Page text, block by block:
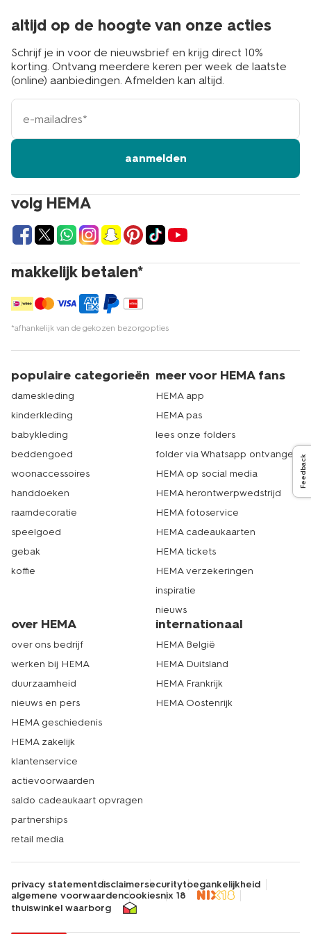
Feedback
volg HEMA
makkelijk betalen*
*afhankelijk van de gekozen bezorgopties
altijd op de hoogte van onze acties
Schrijf je in voor de nieuwsbrief en krijg direct 10%
korting. Ontvang meerdere keren per week de laatste
(online) aanbiedingen. Afmelden kan altijd.
e-
mailadres
aanmelden
populaire categorieën
dameskleding
kinderkleding
babykleding
beddengoed
woonaccessoires
handdoeken
raamdecoratie
speelgoed
gebak
koffie
meer voor HEMA fans
HEMA app
HEMA pas
lees onze folders
folder via Whatsapp ontvangen
HEMA op social media
HEMA herontwerpwedstrijd
HEMA fotoservice
HEMA cadeaukaarten
HEMA tickets
HEMA verzekeringen
inspiratie
nieuws
over HEMA
over ons bedrijf
werken bij HEMA
duurzaamheid
nieuws en pers
HEMA geschiedenis
HEMA zakelijk
klantenservice
actievoorwaarden
saldo cadeaukaart opvragen
partnerships
retail media
internationaal
HEMA België
HEMA Duitsland
HEMA Frankrijk
HEMA Oostenrijk
privacy statementdisclaimersecuritytoegankelijkheid
algemene voorwaardencookiesnix 18
thuiswinkel waarborg